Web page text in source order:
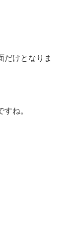
だけとなりま
ね。